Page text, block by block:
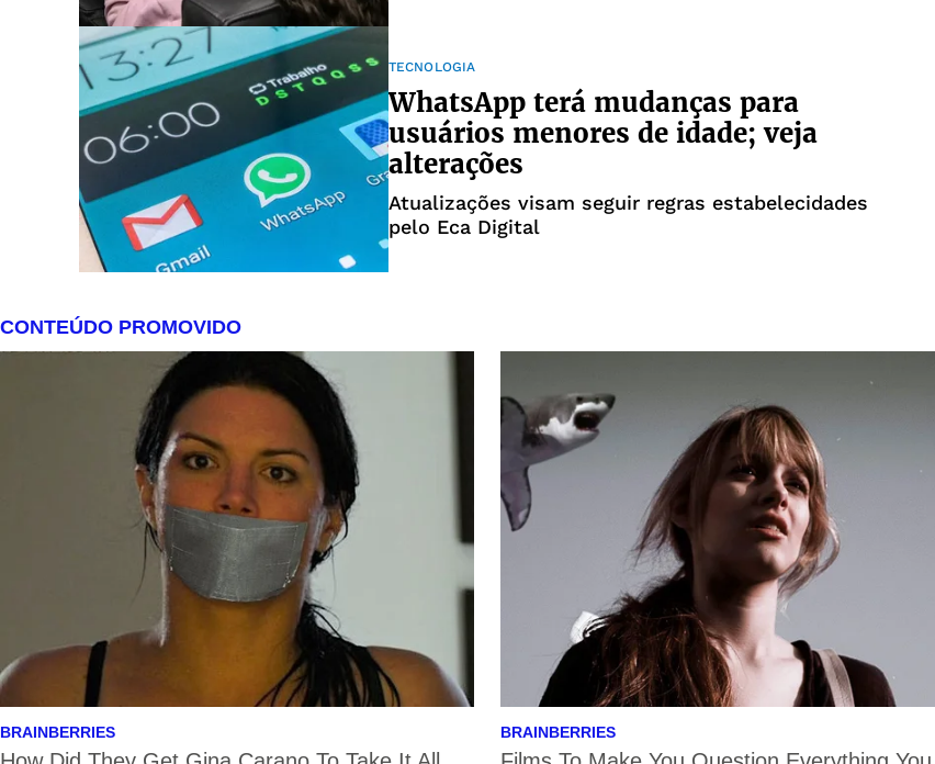
TECNOLOGIA
WhatsApp terá mudanças para
usuários menores de idade; veja
alterações
Atualizações visam seguir regras estabelecidades
pelo Eca Digital